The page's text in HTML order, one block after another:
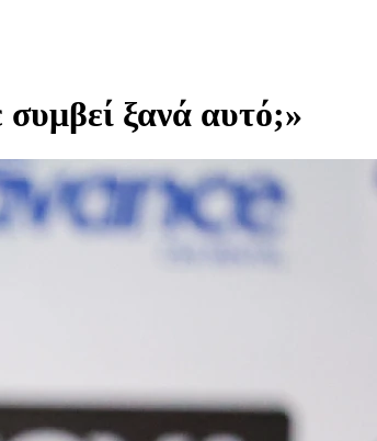
ξανά αυτό;»